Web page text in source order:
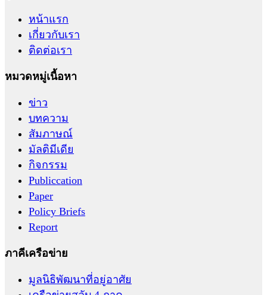
หน้าแรก
เกี่ยวกับเรา
ติดต่อเรา
หมวดหมู่เนื้อหา
ข่าว
บทความ
สัมภาษณ์
มัลติมีเดีย
กิจกรรม
Publiccation
Paper
Policy Briefs
Report
ภาคีเครือข่าย
มูลนิธิพัฒนาที่อยู่อาศัย